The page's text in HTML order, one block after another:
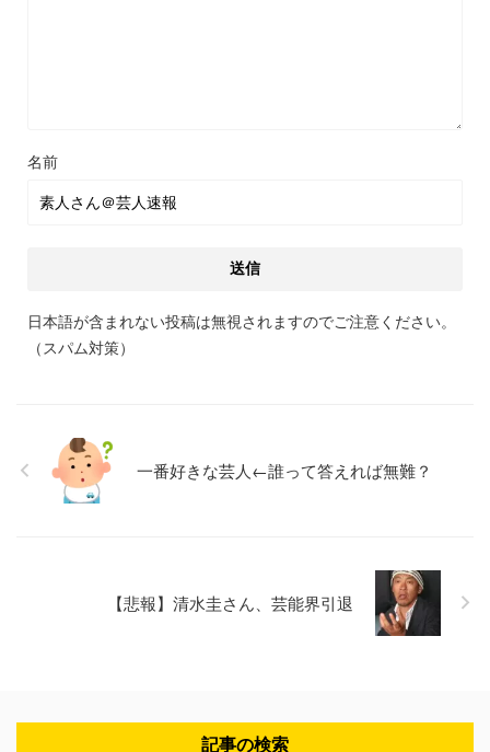
名前
日本語が含まれない投稿は無視されますのでご注意ください。
（スパム対策）
一番好きな芸人←誰って答えれば無難？
【悲報】清水圭さん、芸能界引退
記事の検索